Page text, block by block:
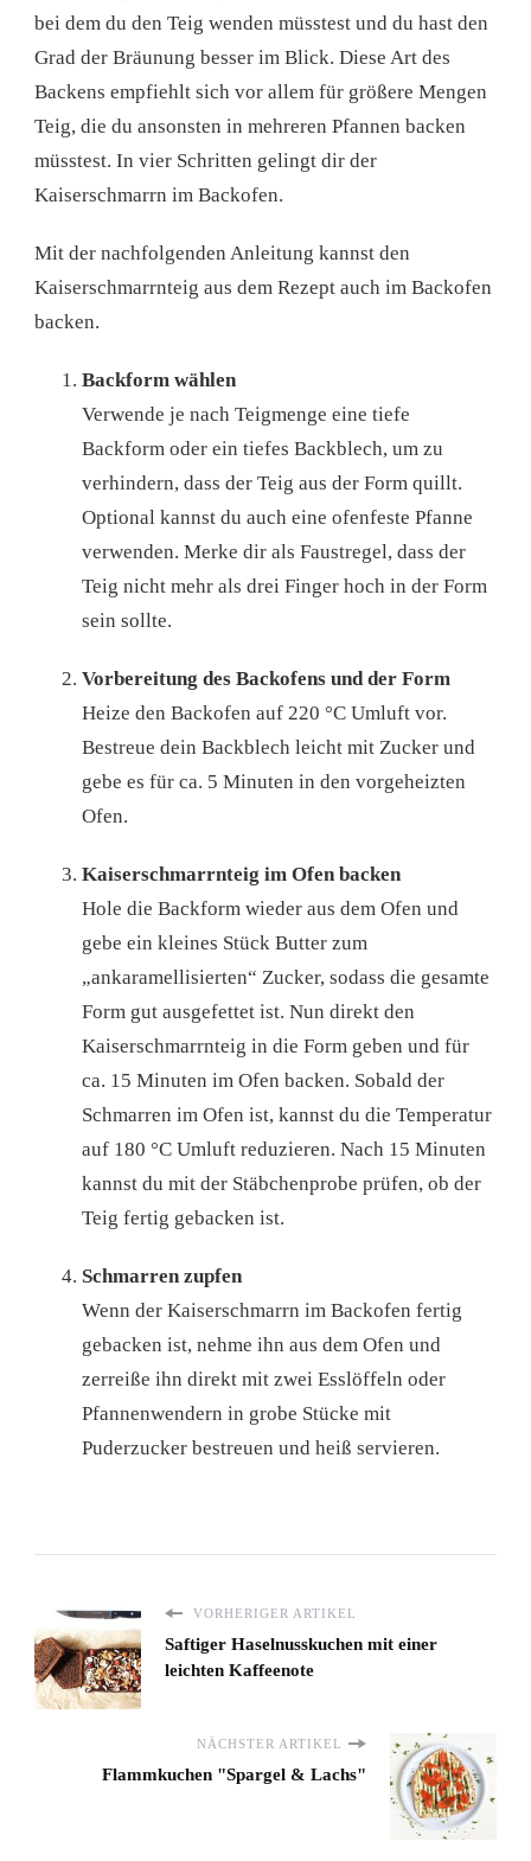
bei dem du den Teig wenden müsstest und du hast den
Grad der Bräunung besser im Blick. Diese Art des
Backens empfiehlt sich vor allem für größere Mengen
Teig, die du ansonsten in mehreren Pfannen backen
müsstest. In vier Schritten gelingt dir der
Kaiserschmarrn im Backofen.
Mit der nachfolgenden Anleitung kannst den
Kaiserschmarrnteig aus dem Rezept auch im Backofen
backen.
Backform wählen
Verwende je nach Teigmenge eine tiefe
Backform oder ein tiefes Backblech, um zu
verhindern, dass der Teig aus der Form quillt.
Optional kannst du auch eine ofenfeste Pfanne
verwenden. Merke dir als Faustregel, dass der
Teig nicht mehr als drei Finger hoch in der Form
sein sollte.
Vorbereitung des Backofens und der Form
Heize den Backofen auf 220 °C Umluft vor.
Bestreue dein Backblech leicht mit Zucker und
gebe es für ca. 5 Minuten in den vorgeheizten
Ofen.
Kaiserschmarrnteig im Ofen backen
Hole die Backform wieder aus dem Ofen und
gebe ein kleines Stück Butter zum
„ankaramellisierten“ Zucker, sodass die gesamte
Form gut ausgefettet ist. Nun direkt den
Kaiserschmarrnteig in die Form geben und für
ca. 15 Minuten im Ofen backen. Sobald der
Schmarren im Ofen ist, kannst du die Temperatur
auf 180 °C Umluft reduzieren. Nach 15 Minuten
kannst du mit der Stäbchenprobe prüfen, ob der
Teig fertig gebacken ist.
Schmarren zupfen
Wenn der Kaiserschmarrn im Backofen fertig
gebacken ist, nehme ihn aus dem Ofen und
zerreiße ihn direkt mit zwei Esslöffeln oder
Pfannenwendern in grobe Stücke mit
Puderzucker bestreuen und heiß servieren.
VORHERIGER ARTIKEL
Saftiger Haselnusskuchen mit einer
leichten Kaffeenote
NÄCHSTER ARTIKEL
Flammkuchen "Spargel & Lachs"